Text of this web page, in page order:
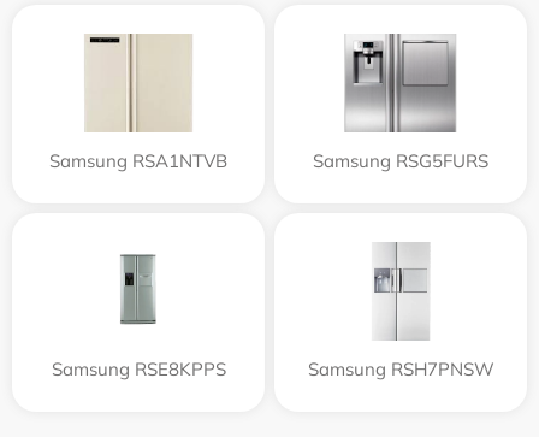
Samsung RSA1NTVB Samsung RSG5FURS
Samsung RSE8KPPS Samsung RSH7PNSW